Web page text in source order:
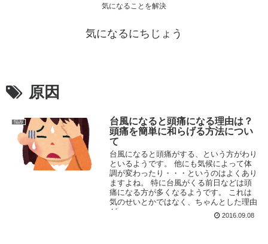
気になることを解決
気になるにちじょう
原因
悩み
台風になると頭痛になる理由は？
頭痛を簡単に和らげる方法につい
て
台風になると頭痛がする、という方がわり
といるようです。 他にも気候によって体
調が変わったり・・・というのはよくあり
ますよね。 特に台風がくる前日などは頭
痛になる方が多くなるようです。 これは
気のせいとかではなく、ちゃんとした理由
が...
2016.09.08